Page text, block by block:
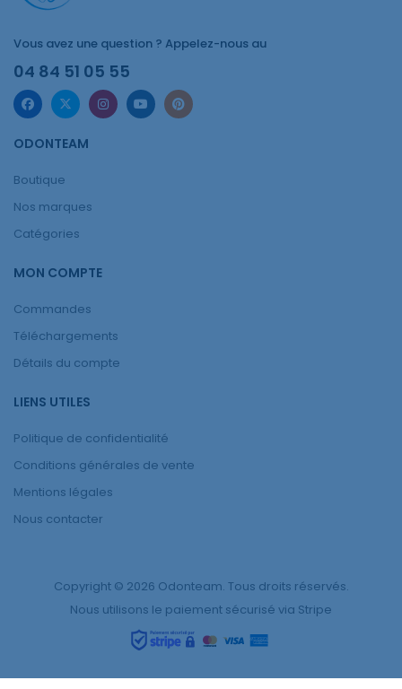
Vous avez une question ? Appelez-nous au
04 84 51 05 55
ODONTEAM
Boutique
Nos marques
Catégories
MON COMPTE
Commandes
Téléchargements
Détails du compte
LIENS UTILES
Politique de confidentialité
Conditions générales de vente
Mentions légales
Nous contacter
Copyright © 2026 Odonteam. Tous droits réservés.
Nous utilisons le paiement sécurisé via Stripe